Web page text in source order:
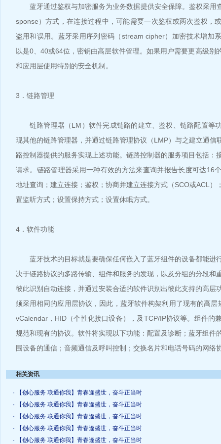
蓝牙通过鉴权与加密服务为业务数据提供安全保障。鉴权采用
sponse）方式，在连接过程中，可能需要一次鉴权或两次鉴权，
盗用和误用。蓝牙采用序列密码（stream cipher）加密技术增加
以是0、40或64位，密钥由高层软件管理。如果用户需要更高级别
和应用层使用特别的安全机制。
3．链路管理
链路管理器（LM）软件完成链路的建立、鉴权、链路配置等
现其他的链路管理器，并通过链路管理协议（LMP）与之建立通信
路控制器提供的服务实现上述功能。链路控制器的服务项目包括：
请求。链路管理器采用一种有效的方法来查询并报告长度可达16
地址查询；建立连接；鉴权；协商并建立连接方式（SCO或ACL）
置监听方式；设置保持方式；设置休眠方式。
4．软件功能
蓝牙技术的目标就是要确保任何嵌入了蓝牙组件的设备都能进
决于链路协议的多路传输、组件和服务的发现，以及分组的分段和
彼此识别自动连接，并通过安装合适的软件识别出彼此支持的高层
须采用相同的应用层协议，因此，蓝牙软件构架利用了现有的高层
vCalendar，HID（个性化接口设备），及TCP/IP协议等。组件的
规范和现有的协议。软件将实现以下功能：配置及诊断；蓝牙组件
围设备的通信；音频通信及呼叫控制；交换名片和电话号码的网络
相关资讯
· 【创心服务 联通你我】青春逢盛世，奋斗正当时
· 【创心服务 联通你我】青春逢盛世，奋斗正当时
· 【创心服务 联通你我】青春逢盛世，奋斗正当时
· 【创心服务 联通你我】青春逢盛世，奋斗正当时
· 【创心服务 联通你我】青春逢盛世，奋斗正当时